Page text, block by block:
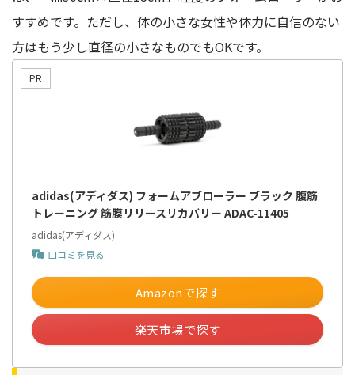
すすめです。ただし、体の小さな女性や体力に自信のない
方はもう少し直径の小さなものでもOKです。
adidas(アディダス) フォームアブローラー ブラック 腹筋
トレーニング 筋膜リリースリカバリー ADAC-11405
adidas(アディダス)
口コミを見る
Amazonで探す
楽天市場で探す